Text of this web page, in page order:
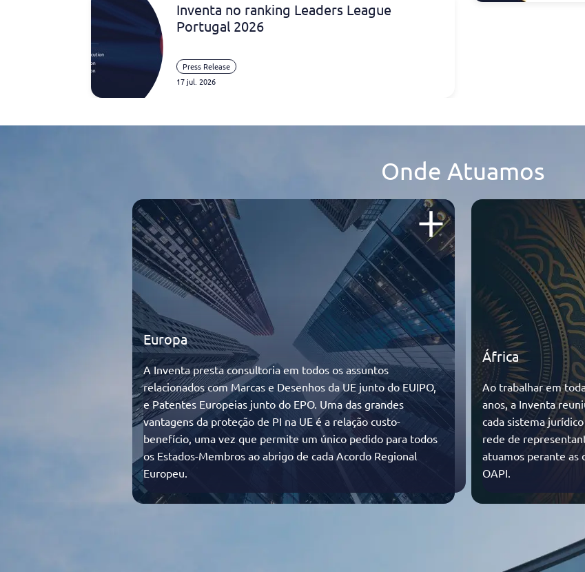
edição do programaJogo Económico
Veja o segmento completo a partir do minuto
16:10.
Inventa no ranking Leaders League
Portugal 2026
Press Release
17 jul. 2026
Onde Atuamos
Europa
A Inventa presta consultoria em todos os assuntos
relacionados com Marcas e Desenhos da UE junto do EUIPO,
e Patentes Europeias junto do EPO. Uma das grandes
vantagens da proteção de PI na UE é a relação custo-
benefício, uma vez que permite um único pedido para todos
os Estados-Membros ao abrigo de cada Acordo Regional
Europeu.
África
Ao trabalhar em
anos, a Inventa
cada sistema
rede de
atuamos perante as
OAPI.